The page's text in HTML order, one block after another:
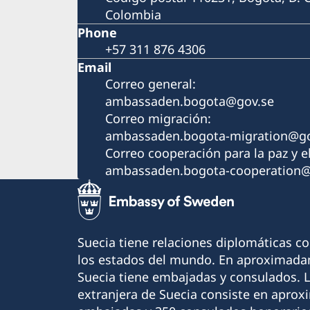
Colombia
Phone
+57 311 876 4306
Email
Correo general:
ambassaden.bogota@gov.se
Correo migración:
ambassaden.bogota-
Correo cooperación para la paz y
ambassaden.bogota-
Suecia tiene relaciones diplomáticas
los estados del mundo. En
Suecia tiene embajadas y consulados.
extranjera de Suecia consiste en